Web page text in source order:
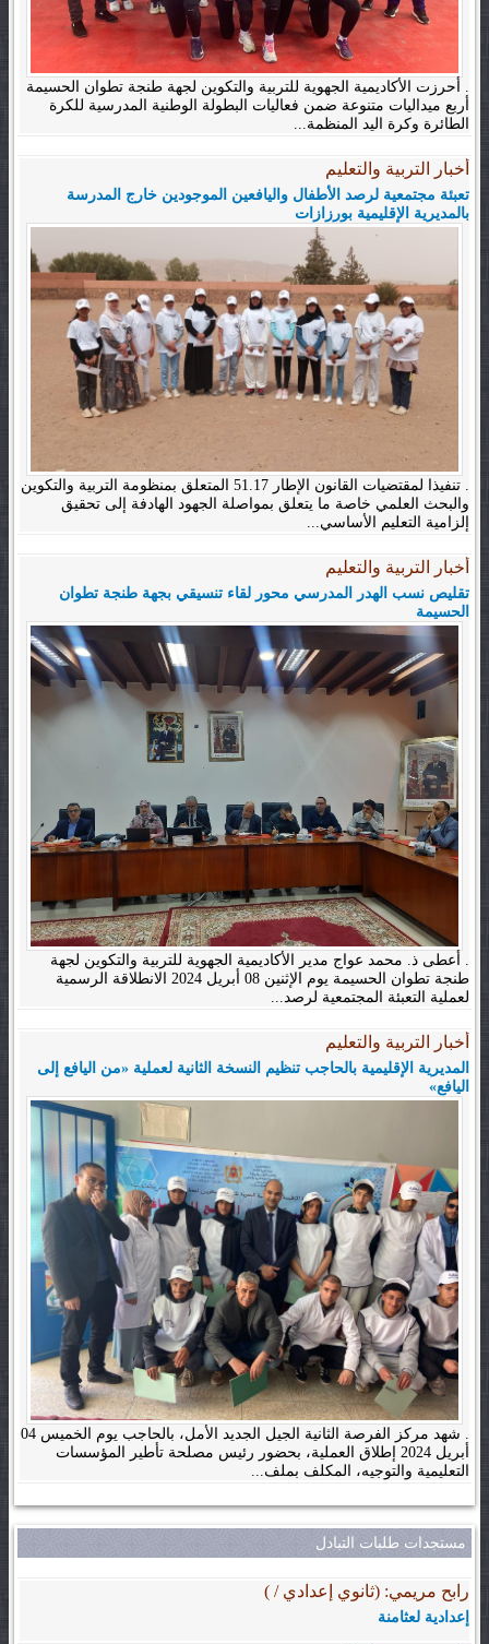
. أحرزت الأكاديمية الجهوية للتربية والتكوين لجهة طنجة تطوان الحسيمة
أربع ميداليات متنوعة ضمن فعاليات البطولة الوطنية المدرسية للكرة
الطائرة وكرة اليد المنظمة...
أخبار التربية والتعليم
تعبئة مجتمعية لرصد الأطفال واليافعين الموجودين خارج المدرسة
بالمديرية الإقليمية بورزازات
. تنفيذا لمقتضيات القانون الإطار 51.17 المتعلق بمنظومة التربية والتكوين
والبحث العلمي خاصة ما يتعلق بمواصلة الجهود الهادفة إلى تحقيق
إلزامية التعليم الأساسي...
أخبار التربية والتعليم
تقليص نسب الهدر المدرسي محور لقاء تنسيقي بجهة طنجة تطوان
الحسيمة
. أعطى ذ. محمد عواج مدير الأكاديمية الجهوية للتربية والتكوين لجهة
طنجة تطوان الحسيمة يوم الإثنين 08 أبريل 2024 الانطلاقة الرسمية
لعملية التعبئة المجتمعية لرصد...
أخبار التربية والتعليم
المديرية الإقليمية بالحاجب تنظيم النسخة الثانية لعملية «من اليافع إلى
اليافع»
. شهد مركز الفرصة الثانية الجيل الجديد الأمل، بالحاجب يوم الخميس 04
أبريل 2024 إطلاق العملية، بحضور رئيس مصلحة تأطير المؤسسات
التعليمية والتوجيه، المكلف بملف...
مستجدات طلبات التبادل
رابح مريمي: (ثانوي إعدادي / )
إعدادية لعثامنة